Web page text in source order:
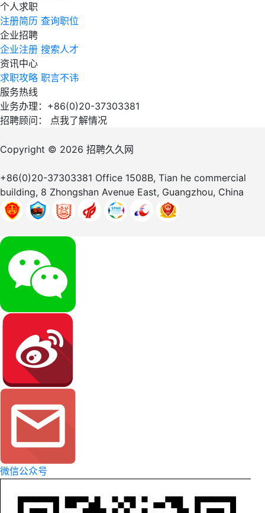
个人求职
注册简历 查询职位
企业招聘
企业注册 搜索人才
资讯中心
求职攻略 职言不讳
服务热线
业务办理：+86(0)20-37303381
招聘顾问： 点我了解情况
Copyright © 2026 招聘久久网
+86(0)20-37303381 Office 1508B, Tian he commercial
building, 8 Zhongshan Avenue East, Guangzhou, China
微信公众号